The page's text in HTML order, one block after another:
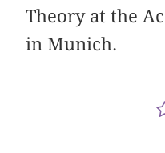
Theory at the
in Munich.